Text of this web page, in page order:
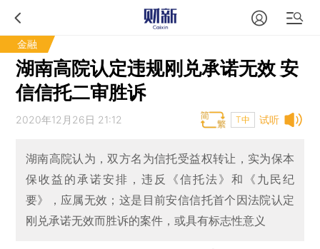
金融
湖南高院认定违规刚兑承诺无效 安
信信托二审胜诉
试听
2020年12月26日 21:12 T中
湖南高院认为，双方名为信托受益权转让，实为保本
保收益的承诺安排，违反《信托法》和《九民纪
要》，应属无效；这是目前安信信托首个因法院认定
刚兑承诺无效而胜诉的案件，或具有标志性意义